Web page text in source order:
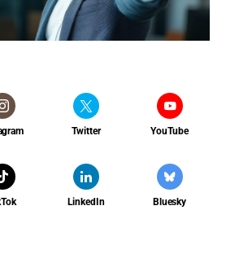
Twitter YouTube
LinkedIn Bluesky